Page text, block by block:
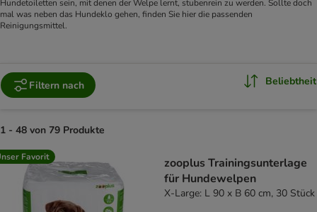
Hundetoiletten sein, mit denen der Welpe lernt, stubenrein zu werden. Sollte doch
mal was neben das Hundeklo gehen, finden Sie hier die passenden
Reinigungsmittel.
Filtern nach Beliebtheit
1 - 48 von 79 Produkte
product items have been changed
Favorit
zooplus Trainingsunterlage
für Hundewelpen
X-Large: L 90 x B 60 cm, 30 Stück